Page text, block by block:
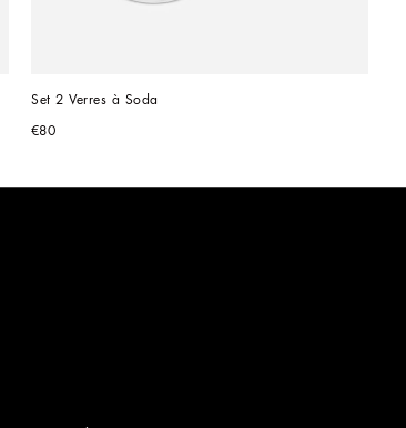
Set 2 Verres à Soda
€80